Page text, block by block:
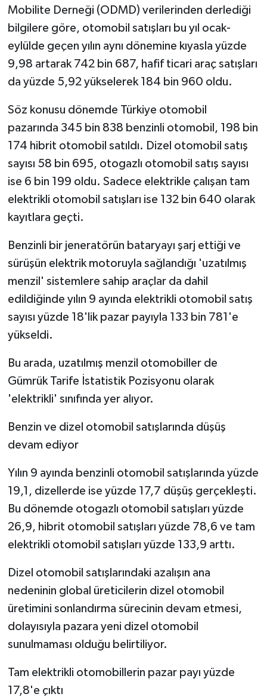
Mobilite Derneği (ODMD) verilerinden derlediği
bilgilere göre, otomobil satışları bu yıl ocak-
eylülde geçen yılın aynı dönemine kıyasla yüzde
9,98 artarak 742 bin 687, hafif ticari araç satışları
da yüzde 5,92 yükselerek 184 bin 960 oldu.
Söz konusu dönemde Türkiye otomobil
pazarında 345 bin 838 benzinli otomobil, 198 bin
174 hibrit otomobil satıldı. Dizel otomobil satış
sayısı 58 bin 695, otogazlı otomobil satış sayısı
ise 6 bin 199 oldu. Sadece elektrikle çalışan tam
elektrikli otomobil satışları ise 132 bin 640 olarak
kayıtlara geçti.
Benzinli bir jeneratörün bataryayı şarj ettiği ve
sürüşün elektrik motoruyla sağlandığı 'uzatılmış
menzil' sistemlere sahip araçlar da dahil
edildiğinde yılın 9 ayında elektrikli otomobil satış
sayısı yüzde 18'lik pazar payıyla 133 bin 781'e
yükseldi.
Bu arada, uzatılmış menzil otomobiller de
Gümrük Tarife İstatistik Pozisyonu olarak
'elektrikli' sınıfında yer alıyor.
Benzin ve dizel otomobil satışlarında düşüş
devam ediyor
Yılın 9 ayında benzinli otomobil satışlarında yüzde
19,1, dizellerde ise yüzde 17,7 düşüş gerçekleşti.
Bu dönemde otogazlı otomobil satışları yüzde
26,9, hibrit otomobil satışları yüzde 78,6 ve tam
elektrikli otomobil satışları yüzde 133,9 arttı.
Dizel otomobil satışlarındaki azalışın ana
nedeninin global üreticilerin dizel otomobil
üretimini sonlandırma sürecinin devam etmesi,
dolayısıyla pazara yeni dizel otomobil
sunulmaması olduğu belirtiliyor.
Tam elektrikli otomobillerin pazar payı yüzde
17,8'e çıktı